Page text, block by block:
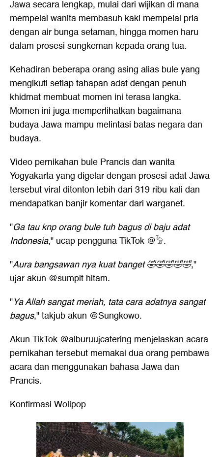
Jawa secara lengkap, mulai dari wijikan di mana
mempelai wanita membasuh kaki mempelai pria
dengan air bunga setaman, hingga momen haru
dalam prosesi sungkeman kepada orang tua.
Kehadiran beberapa orang asing alias bule yang
mengikuti setiap tahapan adat dengan penuh
khidmat membuat momen ini terasa langka.
Momen ini juga memperlihatkan bagaimana
budaya Jawa mampu melintasi batas negara dan
budaya.
Video pernikahan bule Prancis dan wanita
Yogyakarta yang digelar dengan prosesi adat Jawa
tersebut viral ditonton lebih dari 319 ribu kali dan
mendapatkan banjir komentar dari warganet.
"Ga tau knp orang bule tuh bagus di baju adat
Indonesia," ucap pengguna TikTok @𓅦.
"Aura bangsawan nya kuat banget 🤣🤣🤣🤣🤣,"
ujar akun @sumpit hitam.
"Ya Allah sangat meriah, tata cara adatnya sangat
bagus," takjub akun @Sungkowo.
Akun TikTok @alburuujcatering menjelaskan acara
pernikahan tersebut memakai dua orang pembawa
acara dan menggunakan bahasa Jawa dan
Prancis.
Konfirmasi Wolipop